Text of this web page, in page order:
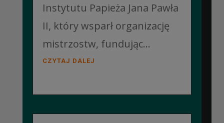
Instytutu Papieża Jana Pawła
II, który wsparł organizację
mistrzostw, fundując...
CZYTAJ DALEJ